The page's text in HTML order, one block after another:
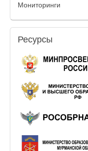
Мониторинги
Ресурсы